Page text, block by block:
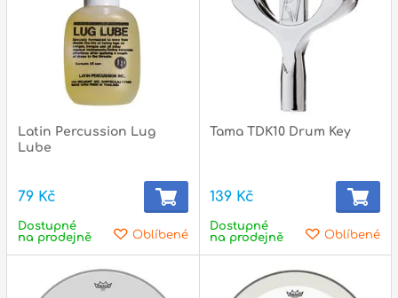
Latin Percussion Lug
Lube
79 Kč
Oblíbené
Dostupné
na prodejně
Tama TDK10 Drum Key
139 Kč
Oblíbené
Dostupné
na prodejně